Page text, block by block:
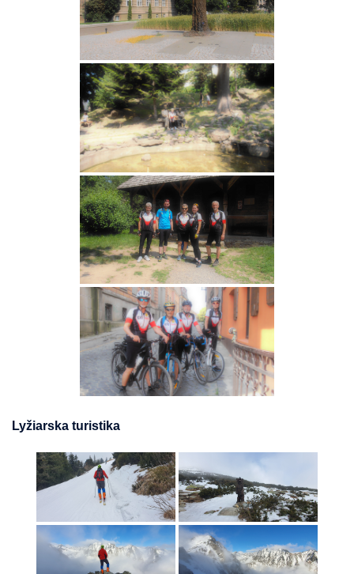
Lyžiarska turistika